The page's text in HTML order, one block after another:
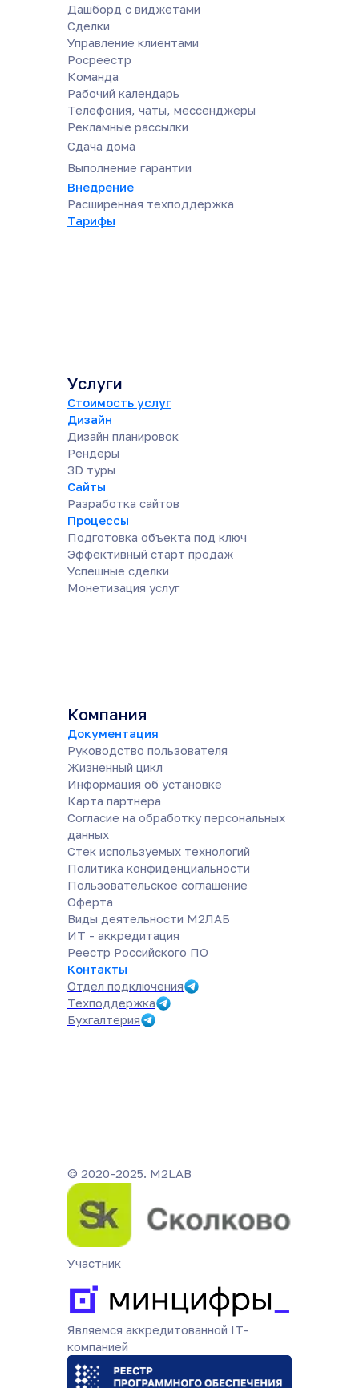
© 2020-2025. M2LAB
Участник
Являемся аккредитованной IT-
компанией
Компания
Документация
Руководство пользователя
Жизненный цикл
Информация об установке
Карта партнера
Согласие на обработку персональных
данных
Cтек используемых технологий
Политика конфиденциальности
Пользовательское соглашение
Оферта
Виды деятельности М2ЛАБ
ИТ - аккредитация
Реестр Российского ПО
Контакты
Отдел подключения
Техподдержка
Бухгалтерия
Услуги
Стоимость услуг
Дизайн
Дизайн планировок
Рендеры
3D туры
Сайты
Разработка сайтов
Процессы
Подготовка объекта под ключ
Эффективный старт продаж
Успешные сделки
Монетизация услуг
Дашборд с виджетами
Сделки
Управление клиентами
Росреестр
Команда
Рабочий календарь
Телефония, чаты, мессенджеры
Рекламные рассылки
Сдача дома
Выполнение гарантии
Внедрение
Расширенная техподдержка
Тарифы